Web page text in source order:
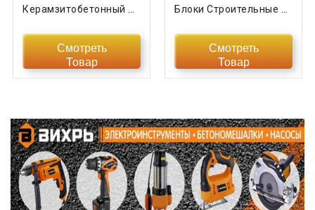
Смотреть
Товар
Смотреть
Товар